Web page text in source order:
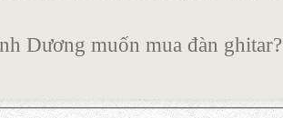
Dương muốn mua đàn ghitar?
Chị! Cảm ơn Anh/Chị đã liên